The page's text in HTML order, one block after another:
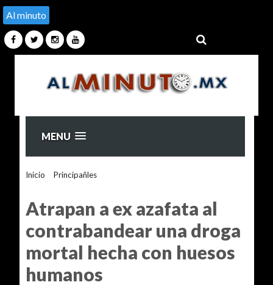
Al minuto
MENU
Inicio Principañles>
Atrapan a ex azafata al
contrabandear una droga
mortal hecha con huesos
humanos